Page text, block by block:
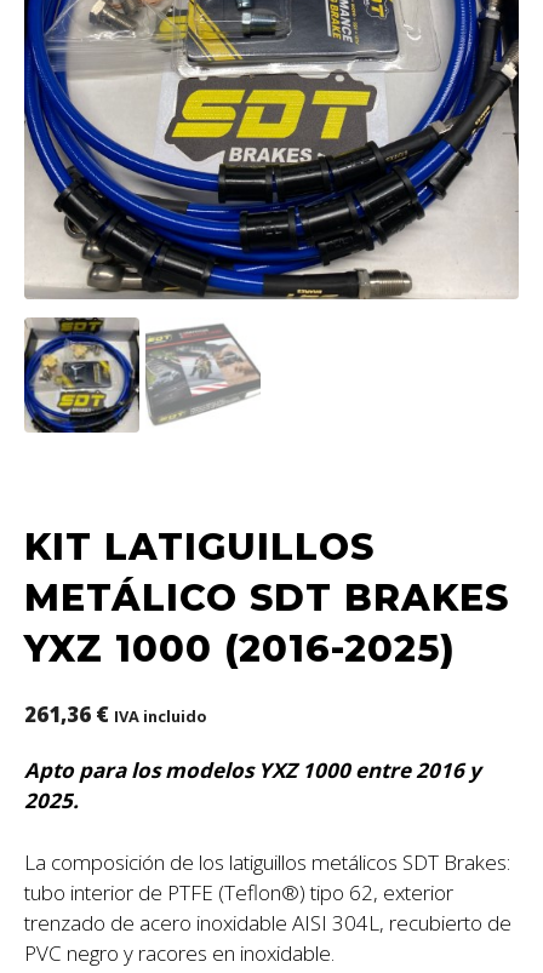
KIT LATIGUILLOS
METÁLICO SDT BRAKES
YXZ 1000 (2016-2025)
261,36 € IVA incluido
Apto para los modelos YXZ 1000 entre 2016 y
2025.
La composición de los latiguillos metálicos SDT Brakes:
tubo interior de PTFE (Teflon®) tipo 62, exterior
trenzado de acero inoxidable AISI 304L, recubierto de
PVC negro y racores en inoxidable.